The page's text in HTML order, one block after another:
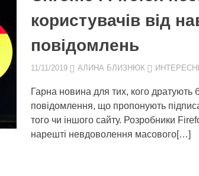
користувачів від
повідомлень
11/11/2019 АЛИНА БЛИЗНЮК
Гарна новина для тих, кого дратують
повідомлення, що пропонують
того чи іншого сайту. Розробники
нарешті невдоволення масового[…]